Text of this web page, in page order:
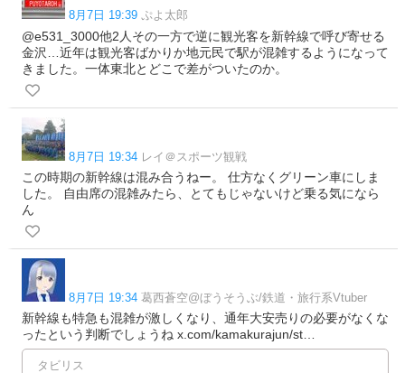
8月7日 19:39 ぷよ太郎
@e531_3000他2人その一方で逆に観光客を新幹線で呼び寄せる
金沢…近年は観光客ばかりか地元民で駅が混雑するようになって
きました。一体東北とどこで差がついたのか。
8月7日 19:34 レイ＠スポーツ観戦
この時期の新幹線は混み合うねー。 仕方なくグリーン車にしま
した。 自由席の混雑みたら、とてもじゃないけど乗る気になら
ん
8月7日 19:34 葛西蒼空@ぼうそうぶ/鉄道・旅行系Vtuber
新幹線も特急も混雑が激しくなり、通年大安売りの必要がなくな
ったという判断でしょうね x.com/kamakurajun/st…
タビリス